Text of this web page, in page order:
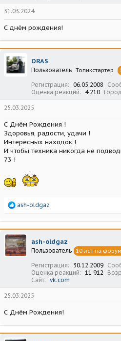
31.03.2024
С днём рождения!
ORAS
Пользователь Топикстартер
Регистрация 06.05.2008
Оценка реакций
4 210 Город
25.03.2025
С Днём Рождения !
Здоровья, радости, удачи !
Интересных находок !
И чтобы техника никогда не
73 !
Р
а
к
ц
и
и
ash-oldgaz
ash-oldgaz
Пользователь 10 лет на
Регистрация 30.12.2009
Оценка реакций
11 912
Сайт
vk.com
25.03.2025
С Днём Рождения!